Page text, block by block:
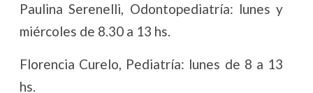
Paulina Serenelli, Odontopediatría: lunes y
miércoles de 8.30 a 13 hs.
Florencia Curelo, Pediatría: lunes de 8 a 13
hs.